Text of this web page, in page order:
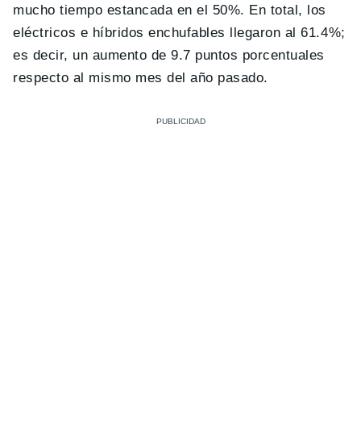
mucho tiempo estancada en el 50%. En total, los
eléctricos e híbridos enchufables llegaron al 61.4%;
es decir, un aumento de 9.7 puntos porcentuales
respecto al mismo mes del año pasado.